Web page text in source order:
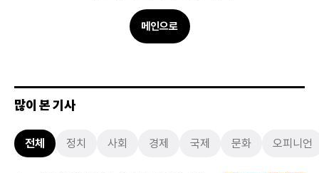
메인으로
많이 본 기사
전체 정치 사회 경제 국제 문화 오피니언